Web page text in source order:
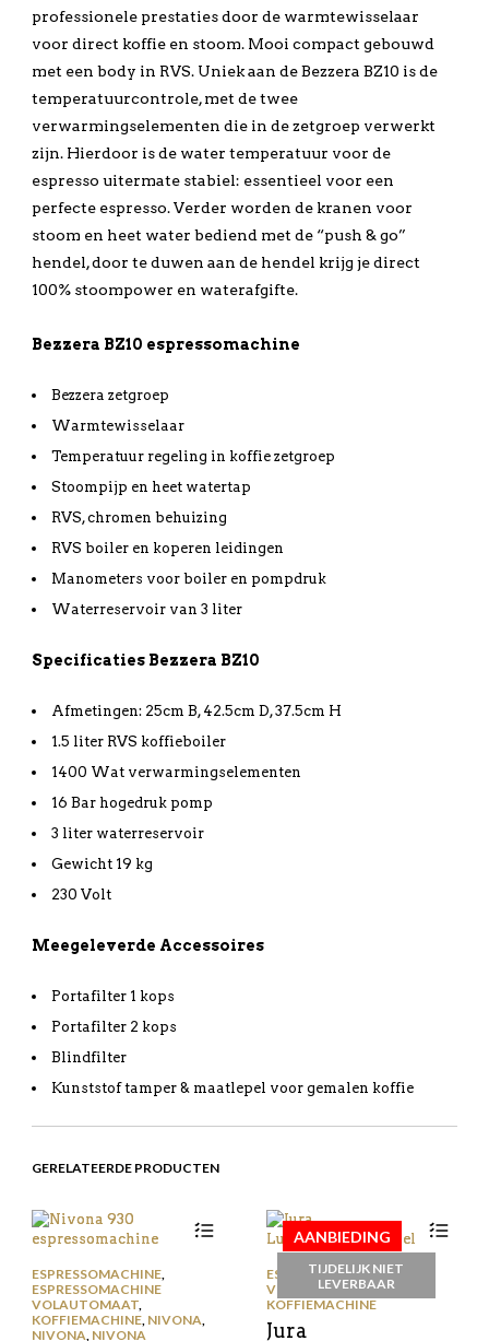
professionele prestaties door de warmtewisselaar
voor direct koffie en stoom. Mooi compact gebouwd
met een body in RVS. Uniek aan de Bezzera BZ10 is de
temperatuurcontrole, met de twee
verwarmingselementen die in de zetgroep verwerkt
zijn. Hierdoor is de water temperatuur voor de
espresso uitermate stabiel: essentieel voor een
perfecte espresso. Verder worden de kranen voor
stoom en heet water bediend met de “push & go”
hendel, door te duwen aan de hendel krijg je direct
100% stoompower en waterafgifte.
Bezzera BZ10 espressomachine
Bezzera zetgroep
Warmtewisselaar
Temperatuur regeling in koffie zetgroep
Stoompijp en heet watertap
RVS, chromen behuizing
RVS boiler en koperen leidingen
Manometers voor boiler en pompdruk
Waterreservoir van 3 liter
Specificaties Bezzera BZ10
Afmetingen: 25cm B, 42.5cm D, 37.5cm H
1.5 liter RVS koffieboiler
1400 Wat verwarmingselementen
16 Bar hogedruk pomp
3 liter waterreservoir
Gewicht 19 kg
230 Volt
Meegeleverde Accessoires
Portafilter 1 kops
Portafilter 2 kops
Blindfilter
Kunststof tamper & maatlepel voor gemalen koffie
GERELATEERDE PRODUCTEN
ESPRESSOMACHINE,
ESPRESSOMACHINE
VOLAUTOMAAT,
KOFFIEMACHINE, NIVONA
NIVONA NIVONA
AANBIEDING
TIJDELIJK NIET
LEVERBAAR
ESPRESSOMACHINE
VOLAUTOMAAT,JURA
KOFFIEMACHINE
Jura